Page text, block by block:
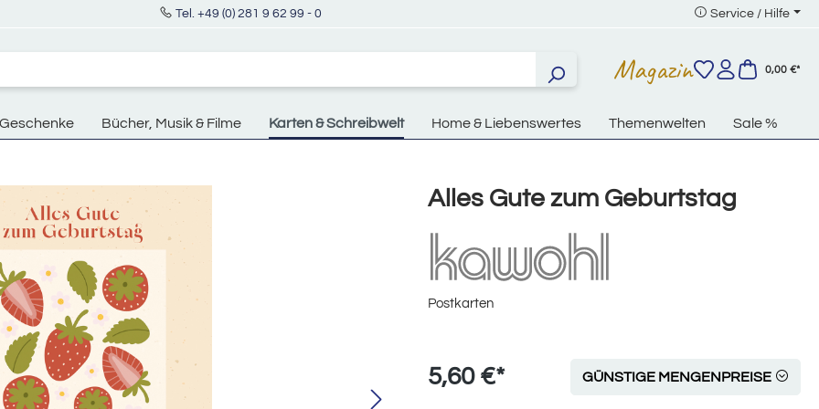
Tel. +49 (0) 281 9 62 99 - 0 Service / Hilfe
Magazin 0,00 €*
Geschenke Bücher, Musik & Filme Karten & Schreibwelt Home & Liebenswertes Themenwelten Sale %
Alles Gute zum Geburtstag
Postkarten
5,60 €* GÜNSTIGE MENGENPREISE